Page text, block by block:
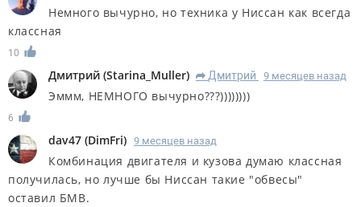
Немного вычурно, но техника у Ниссан как всегда
классная
10
Дмитрий (Starina_Muller) R Дмитрий 9 месяцев назад
Эммм, НЕМНОГО вычурно???))))))))
6
dav47 (DimFri) 9 месяцев назад
Комбинация двигателя и кузова думаю классная
получилась, но лучше бы Ниссан такие "обвесы"
оставил БМВ.